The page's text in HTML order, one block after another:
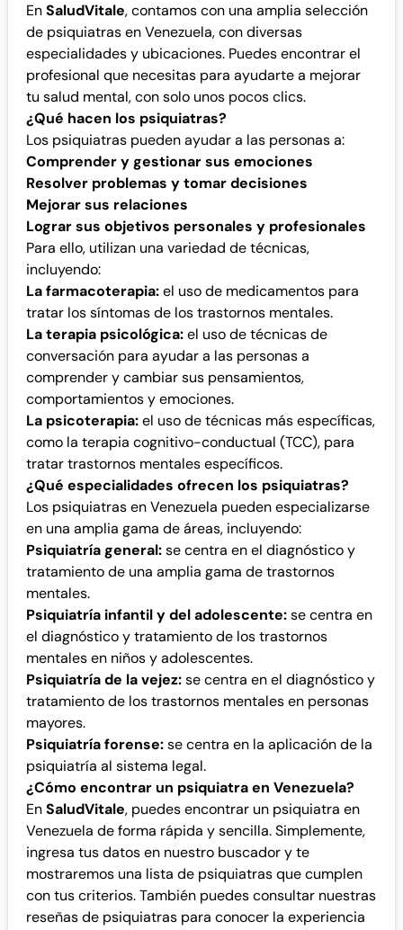
EnSaludVitale, contamos con una amplia selección
de psiquiatras en Venezuela, con diversas
especialidades y ubicaciones. Puedes encontrar el
profesional que necesitas para ayudarte a mejorar
tu salud mental, con solo unos pocos clics.
¿Qué hacen los psiquiatras?
Los psiquiatras pueden ayudar a las personas a:
Comprender y gestionar sus emociones
Resolver problemas y tomar decisiones
Mejorar sus relaciones
Lograr sus objetivos personales y profesionales
Para ello, utilizan una variedad de técnicas,
incluyendo:
La farmacoterapia:el uso de medicamentos para
tratar los síntomas de los trastornos mentales.
La terapia psicológica:el uso de técnicas de
conversación para ayudar a las personas a
comprender y cambiar sus pensamientos,
comportamientos y emociones.
La psicoterapia:el uso de técnicas más específicas,
como la terapia cognitivo-conductual (TCC), para
tratar trastornos mentales específicos.
¿Qué especialidades ofrecen los psiquiatras?
Los psiquiatras en Venezuela pueden especializarse
en una amplia gama de áreas, incluyendo:
Psiquiatría general:se centra en el diagnóstico y
tratamiento de una amplia gama de trastornos
mentales.
Psiquiatría infantil y del adolescente:se centra en
el diagnóstico y tratamiento de los trastornos
mentales en niños y adolescentes.
Psiquiatría de la vejez:se centra en el diagnóstico y
tratamiento de los trastornos mentales en personas
mayores.
Psiquiatría forense:se centra en la aplicación de la
psiquiatría al sistema legal.
¿Cómo encontrar un psiquiatra en Venezuela?
EnSaludVitale, puedes encontrar un psiquiatra en
Venezuela de forma rápida y sencilla. Simplemente,
ingresa tus datos en nuestro buscador y te
mostraremos una lista de psiquiatras que cumplen
con tus criterios. También puedes consultar nuestras
reseñas de psiquiatras para conocer la experiencia